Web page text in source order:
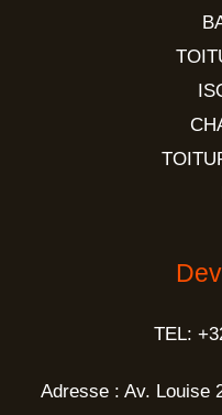
TEL:
Adresse : Av. Louise